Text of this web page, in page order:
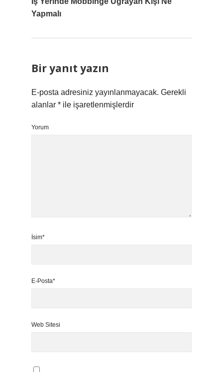
Yapmalı
Bir yanıt yazın
E-posta adresiniz yayınlanmayacak. Gerekli
alanlar * ile işaretlenmişlerdir
Yorum
İsim*
E-Posta*
Web Sitesi